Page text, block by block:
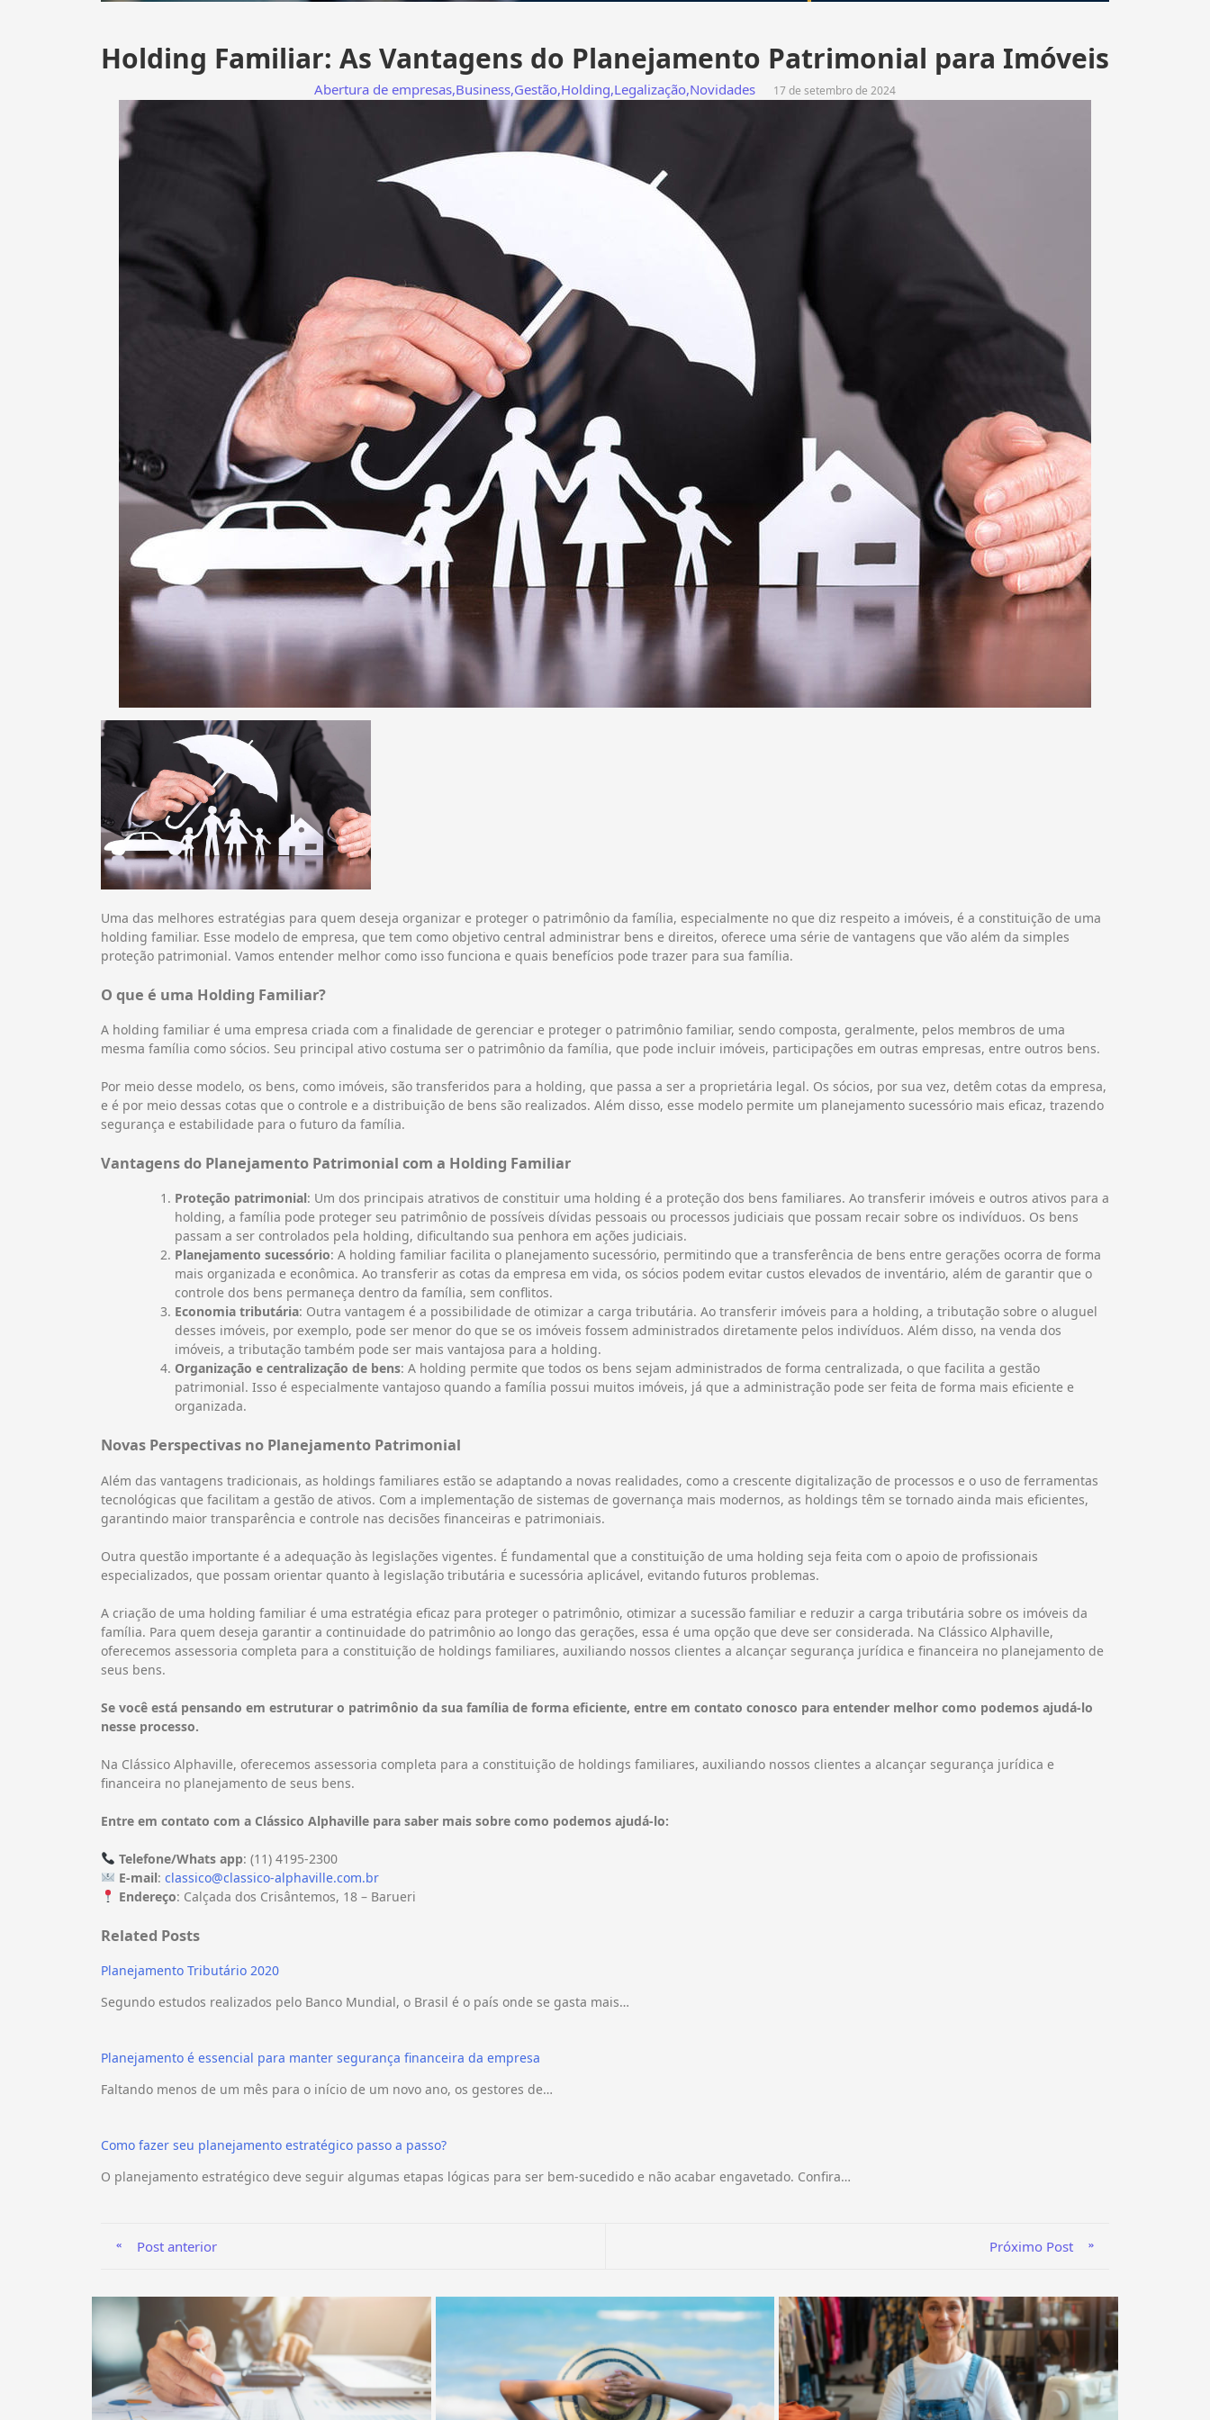
Holding Familiar: As Vantagens do Planejamento Patrimonial para Imóveis
Abertura de empresas,Business,Gestão,Holding,Legalização,Novidades 17 de setembro de 2024
Uma das melhores estratégias para quem deseja organizar e proteger o patrimônio da família, especialmente no que diz respeito a imóveis, é a constituição de uma
holding familiar. Esse modelo de empresa, que tem como objetivo central administrar bens e direitos, oferece uma série de vantagens que vão além da simples
proteção patrimonial. Vamos entender melhor como isso funciona e quais benefícios pode trazer para sua família.
O que é uma Holding Familiar?
A holding familiar é uma empresa criada com a finalidade de gerenciar e proteger o patrimônio familiar, sendo composta, geralmente, pelos membros de uma
mesma família como sócios. Seu principal ativo costuma ser o patrimônio da família, que pode incluir imóveis, participações em outras empresas, entre outros bens.
Por meio desse modelo, os bens, como imóveis, são transferidos para a holding, que passa a ser a proprietária legal. Os sócios, por sua vez, detêm cotas da empresa,
e é por meio dessas cotas que o controle e a distribuição de bens são realizados. Além disso, esse modelo permite um planejamento sucessório mais eficaz, trazendo
segurança e estabilidade para o futuro da família.
Vantagens do Planejamento Patrimonial com a Holding Familiar
Proteção patrimonial: Um dos principais atrativos de constituir uma holding é a proteção dos bens familiares. Ao transferir imóveis e outros ativos para a
holding, a família pode proteger seu patrimônio de possíveis dívidas pessoais ou processos judiciais que possam recair sobre os indivíduos. Os bens
passam a ser controlados pela holding, dificultando sua penhora em ações judiciais.
Planejamento sucessório: A holding familiar facilita o planejamento sucessório, permitindo que a transferência de bens entre gerações ocorra de forma
mais organizada e econômica. Ao transferir as cotas da empresa em vida, os sócios podem evitar custos elevados de inventário, além de garantir que o
controle dos bens permaneça dentro da família, sem conflitos.
Economia tributária: Outra vantagem é a possibilidade de otimizar a carga tributária. Ao transferir imóveis para a holding, a tributação sobre o aluguel
desses imóveis, por exemplo, pode ser menor do que se os imóveis fossem administrados diretamente pelos indivíduos. Além disso, na venda dos
imóveis, a tributação também pode ser mais vantajosa para a holding.
Organização e centralização de bens: A holding permite que todos os bens sejam administrados de forma centralizada, o que facilita a gestão
patrimonial. Isso é especialmente vantajoso quando a família possui muitos imóveis, já que a administração pode ser feita de forma mais eficiente e
organizada.
Novas Perspectivas no Planejamento Patrimonial
Além das vantagens tradicionais, as holdings familiares estão se adaptando a novas realidades, como a crescente digitalização de processos e o uso de ferramentas
tecnológicas que facilitam a gestão de ativos. Com a implementação de sistemas de governança mais modernos, as holdings têm se tornado ainda mais eficientes,
garantindo maior transparência e controle nas decisões financeiras e patrimoniais.
Outra questão importante é a adequação às legislações vigentes. É fundamental que a constituição de uma holding seja feita com o apoio de profissionais
especializados, que possam orientar quanto à legislação tributária e sucessória aplicável, evitando futuros problemas.
A criação de uma holding familiar é uma estratégia eficaz para proteger o patrimônio, otimizar a sucessão familiar e reduzir a carga tributária sobre os imóveis da
família. Para quem deseja garantir a continuidade do patrimônio ao longo das gerações, essa é uma opção que deve ser considerada. Na Clássico Alphaville,
oferecemos assessoria completa para a constituição de holdings familiares, auxiliando nossos clientes a alcançar segurança jurídica e financeira no planejamento de
seus bens.
Se você está pensando em estruturar o patrimônio da sua família de forma eficiente, entre em contato conosco para entender melhor como podemos ajudá-lo
nesse processo.
Na Clássico Alphaville, oferecemos assessoria completa para a constituição de holdings familiares, auxiliando nossos clientes a alcançar segurança jurídica e
financeira no planejamento de seus bens.
Entre em contato com a Clássico Alphaville para saber mais sobre como podemos ajudá-lo:
Telefone/Whats app: (11) 4195-2300
E-mail: classico@classico-alphaville.com.br
Endereço: Calçada dos Crisântemos, 18 – Barueri
Related Posts
Planejamento Tributário 2020
Segundo estudos realizados pelo Banco Mundial, o Brasil é o país onde se gasta mais…
Planejamento é essencial para manter segurança financeira da empresa
Faltando menos de um mês para o início de um novo ano, os gestores de…
Como fazer seu planejamento estratégico passo a passo?
O planejamento estratégico deve seguir algumas etapas lógicas para ser bem-sucedido e não acabar engavetado. Confira…
Post anterior Próximo Post